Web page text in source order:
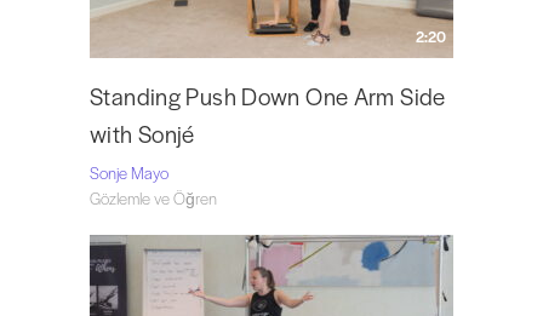
2:20
Standing Push Down One Arm Side
with Sonjé
Sonje Mayo
Gözlemle ve Öğren